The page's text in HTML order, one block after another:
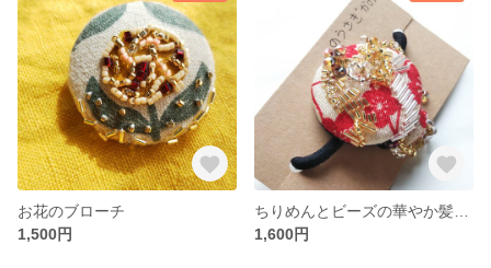
お花のブローチ
1,500円
1,600円